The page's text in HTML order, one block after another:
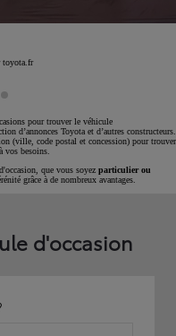
pour trouver le véhicule
d’annonces Toyota et d’autres constructeurs.
(ville, code postal et concession) pour trouver
vos besoins.
que vous soyez particulier ou
grâce à de nombreux avantages.
d'occasion